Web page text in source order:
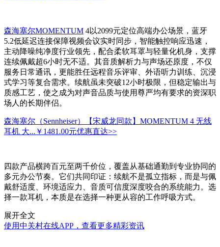
森海塞尔MOMENTUM 4以2099元定位高端办公场景，蓝牙
5.2低延迟连接保障视频会议实时同步，智能触控响应迅速，
主动降噪纯净度行业领先，配合柔软耳罩与轻量化机身，支撑
连续佩戴超6小时无不适。其音质解析力与声场还原度，不仅
服务日常通讯，更能胜任远程音乐评审、外语听力训练、沉浸
式学习等复合需求。续航虽未突破12小时极限，但稳定输出与
质感工艺，使之成为对声音品质与使用尊严均有要求的资深职
场人的长期伴侣。
森海塞尔（Sennheiser）【宋威龙同款】MOMENTUM 4 无线
耳机 大... ￥1481.00元优惠直达>>
四款产品横跨百元至两千价位，覆盖从基础通勤到专业协同的
多元办公节奏。它们共同印证：续航不是孤立指标，而是与佩
戴舒适度、环境适应力、音质可信度深度咬合的系统能力。选
择一款耳机，本质是在选择一种更从容的工作呼吸方式。
展开全文
使用中关村在线APP，查看更多精彩资讯